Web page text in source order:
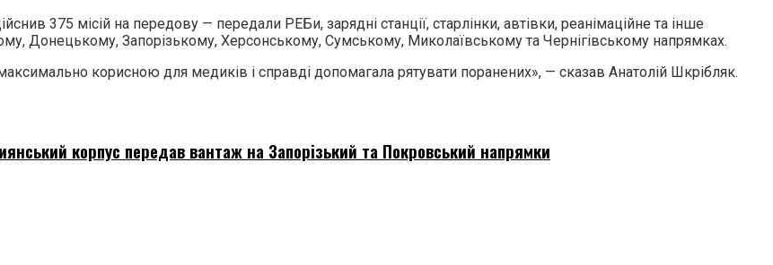
375 місій на передову — передали РЕБи, зарядні станції, старлінки, автівки, реанімаційне та інше
Донецькому, Запорізькому, Херсонському, Сумському, Миколаївському та Чернігівському напрямках.
корисною для медиків і справді допомагала рятувати поранених», — сказав Анатолій Шкрібляк.
корпус передав вантаж на Запорізький та Покровський напрямки